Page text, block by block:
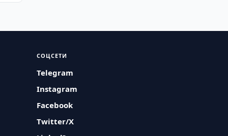
СОЦСЕТИ
Telegram
Instagram
Facebook
Twitter/X